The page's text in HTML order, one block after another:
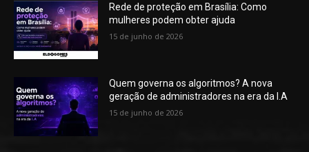
Rede de proteção em Brasília: Como
mulheres podem obter ajuda
15 de junho de 2026
Quem governa os algoritmos? A nova
geração de administradores na era da I.A
15 de junho de 2026